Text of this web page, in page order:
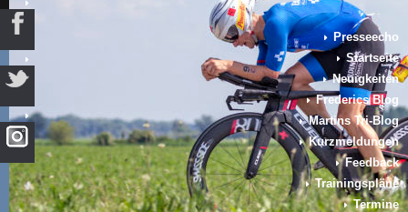
Presseecho
Startseite
Neuigkeiten
Frederics Blog
Martins Tri-Blog
Kurzmeldungen
Feedback
Trainingspläne
Termine